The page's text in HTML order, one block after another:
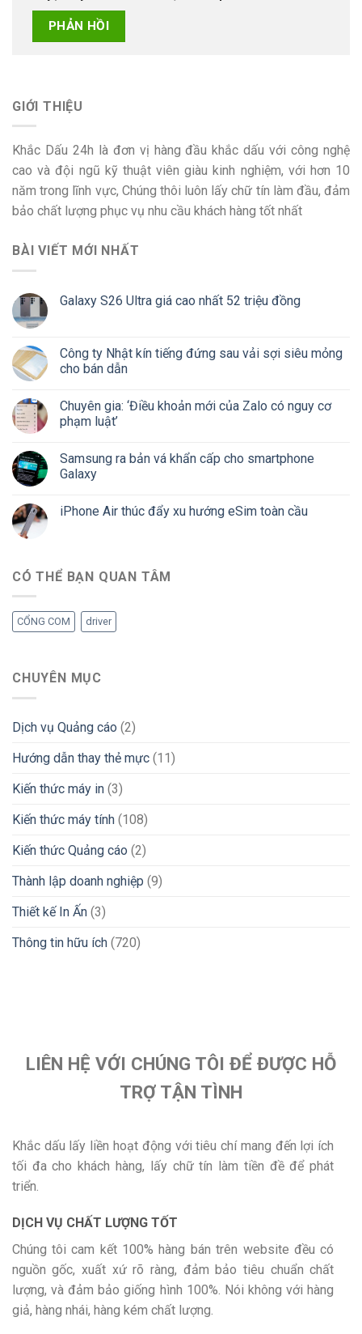
GIỚI THIỆU
Khắc Dấu 24h là đơn vị hàng đầu khắc dấu với công nghệ
cao và đội ngũ kỹ thuật viên giàu kinh nghiệm, với hơn 10
năm trong lĩnh vực, Chúng thôi luôn lấy chữ tín làm đầu, đảm
bảo chất lượng phục vụ nhu cầu khách hàng tốt nhất
BÀI VIẾT MỚI NHẤT
Galaxy S26 Ultra giá cao nhất 52 triệu đồng
Công ty Nhật kín tiếng đứng sau vải sợi siêu mỏng
cho bán dẫn
Chuyên gia: ‘Điều khoản mới của Zalo có nguy cơ
phạm luật’
Samsung ra bản vá khẩn cấp cho smartphone
Galaxy
iPhone Air thúc đẩy xu hướng eSim toàn cầu
CÓ THỂ BẠN QUAN TÂM
CỔNG COM driver
CHUYÊN MỤC
Dịch vụ Quảng cáo (2)
Hướng dẫn thay thẻ mực (11)
Kiến thức máy in (3)
Kiến thức máy tính (108)
Kiến thức Quảng cáo (2)
Thành lập doanh nghiệp (9)
Thiết kế In Ấn (3)
Thông tin hữu ích (720)
LIÊN HỆ VỚI CHÚNG TÔI ĐỂ ĐƯỢC HỖ
TRỢ TẬN TÌNH
Khắc dấu lấy liền hoạt động với tiêu chí mang đến lợi ích
tối đa cho khách hàng, lấy chữ tín làm tiền đề để phát
triển.
DỊCH VỤ CHẤT LƯỢNG TỐT
Chúng tôi cam kết 100% hàng bán trên website đều có
nguồn gốc, xuất xứ rõ ràng, đảm bảo tiêu chuẩn chất
lượng, và đảm bảo giống hình 100%. Nói không với hàng
giả, hàng nhái, hàng kém chất lượng.